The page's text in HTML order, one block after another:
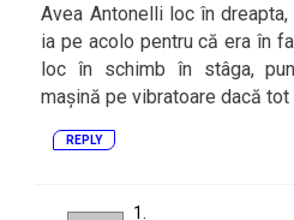
Avea Antonelli loc în
ia pe acolo pentru că era în
loc în schimb în stâga,
mașină pe vibratoare dacă
REPLY